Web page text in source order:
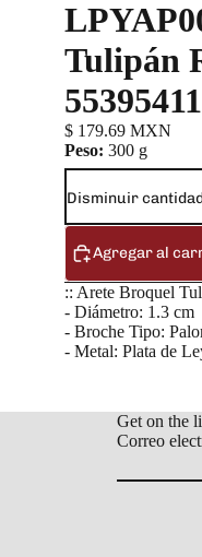
Tulipán
$ 179.69 MXN
Peso: 300 g
Disminuir
Agregar al
:: Arete Broquel
- Diámetro: 1.3 cm
- Broche Tipo:
- Metal: Plata de
Get on the
Correo